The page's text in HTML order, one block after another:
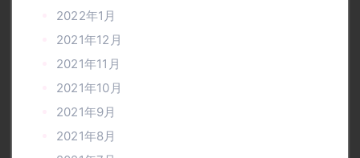
2022年1月
2021年12月
2021年11月
2021年10月
2021年9月
2021年8月